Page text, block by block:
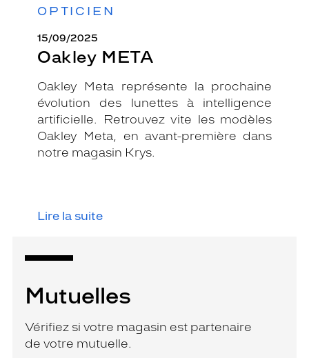
OPTICIEN
15/09/2025
Oakley META
Oakley Meta représente la prochaine
évolution des lunettes à intelligence
artificielle. Retrouvez vite les modèles
Oakley Meta, en avant-première dans
notre magasin Krys.
Lire la suite
Mutuelles
Vérifiez si votre magasin est partenaire
de votre mutuelle.